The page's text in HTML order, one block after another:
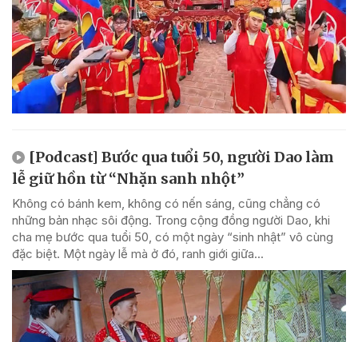
[Podcast] Bước qua tuổi 50, người Dao làm
lễ giữ hồn từ “Nhặn sanh nhột”
Không có bánh kem, không có nến sáng, cũng chẳng có
những bản nhạc sôi động. Trong cộng đồng người Dao, khi
cha mẹ bước qua tuổi 50, có một ngày “sinh nhật” vô cùng
đặc biệt. Một ngày lễ mà ở đó, ranh giới giữa...